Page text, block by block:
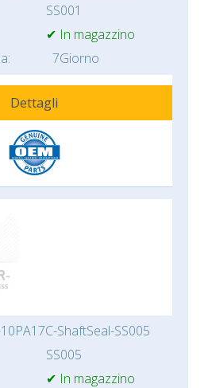
SS001
✔ In magazzino
7Giorno
Dettagli
ShaftSeal-SS005
SS005
✔ In magazzino